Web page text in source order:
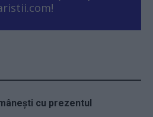
cu prezentul